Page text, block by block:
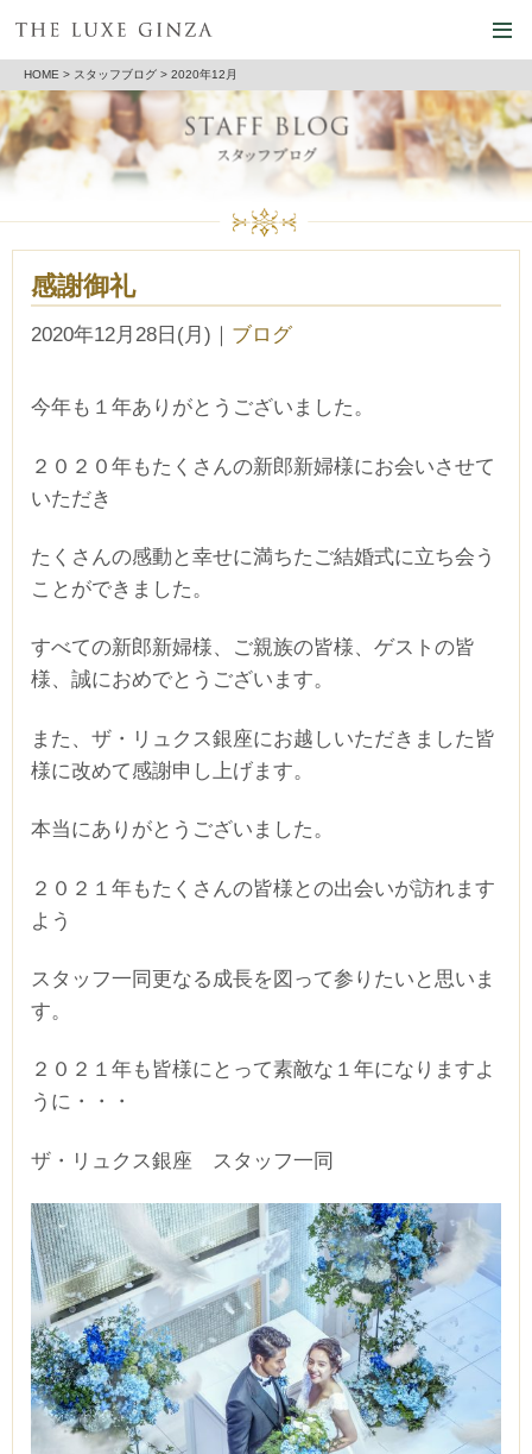
HOME > スタッフブログ > 2020年12月
感謝御礼
2020年12月28日(月) ｜ ブログ
今年も１年ありがとうございました。
２０２０年もたくさんの新郎新婦様にお会いさせて
いただき
たくさんの感動と幸せに満ちたご結婚式に立ち会う
ことができました。
すべての新郎新婦様、ご親族の皆様、ゲストの皆
様、誠におめでとうございます。
また、ザ・リュクス銀座にお越しいただきました皆
様に改めて感謝申し上げます。
本当にありがとうございました。
２０２１年もたくさんの皆様との出会いが訪れます
よう
スタッフ一同更なる成長を図って参りたいと思いま
す。
２０２１年も皆様にとって素敵な１年になりますよ
うに・・・
ザ・リュクス銀座 スタッフ一同